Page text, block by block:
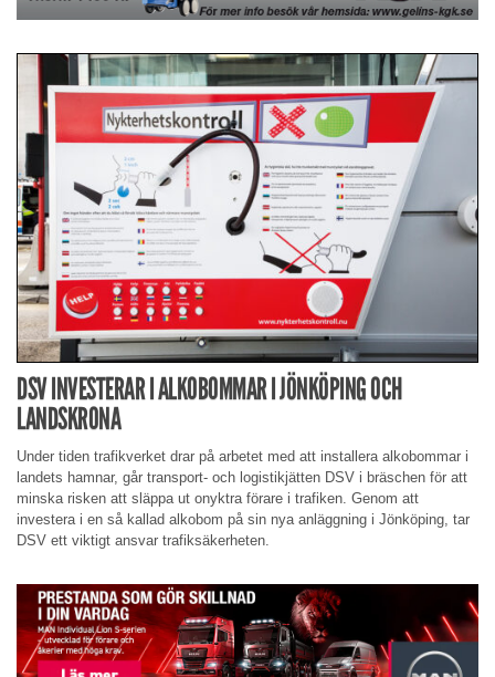
DSV INVESTERAR I ALKOBOMMAR I JÖNKÖPING OCH
LANDSKRONA
Under tiden trafikverket drar på arbetet med att installera alkobommar i
landets hamnar, går transport- och logistikjätten DSV i bräschen för att
minska risken att släppa ut onyktra förare i trafiken. Genom att
investera i en så kallad alkobom på sin nya anläggning i Jönköping, tar
DSV ett viktigt ansvar trafiksäkerheten.